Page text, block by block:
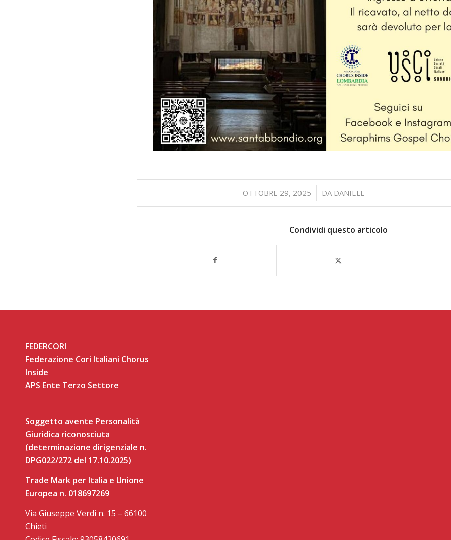
OTTOBRE 29, 2025
/ DA DANIELE
Condividi questo articolo
FEDERCORI
Federazione Cori Italiani Chorus
Inside
APS Ente Terzo Settore
Soggetto avente Personalità
Giuridica riconosciuta
(determinazione dirigenziale n.
DPG022/272 del 17.10.2025)
Trade Mark per Italia e Unione
Europea n. 018697269
Via Giuseppe Verdi n. 15 – 66100
Chieti